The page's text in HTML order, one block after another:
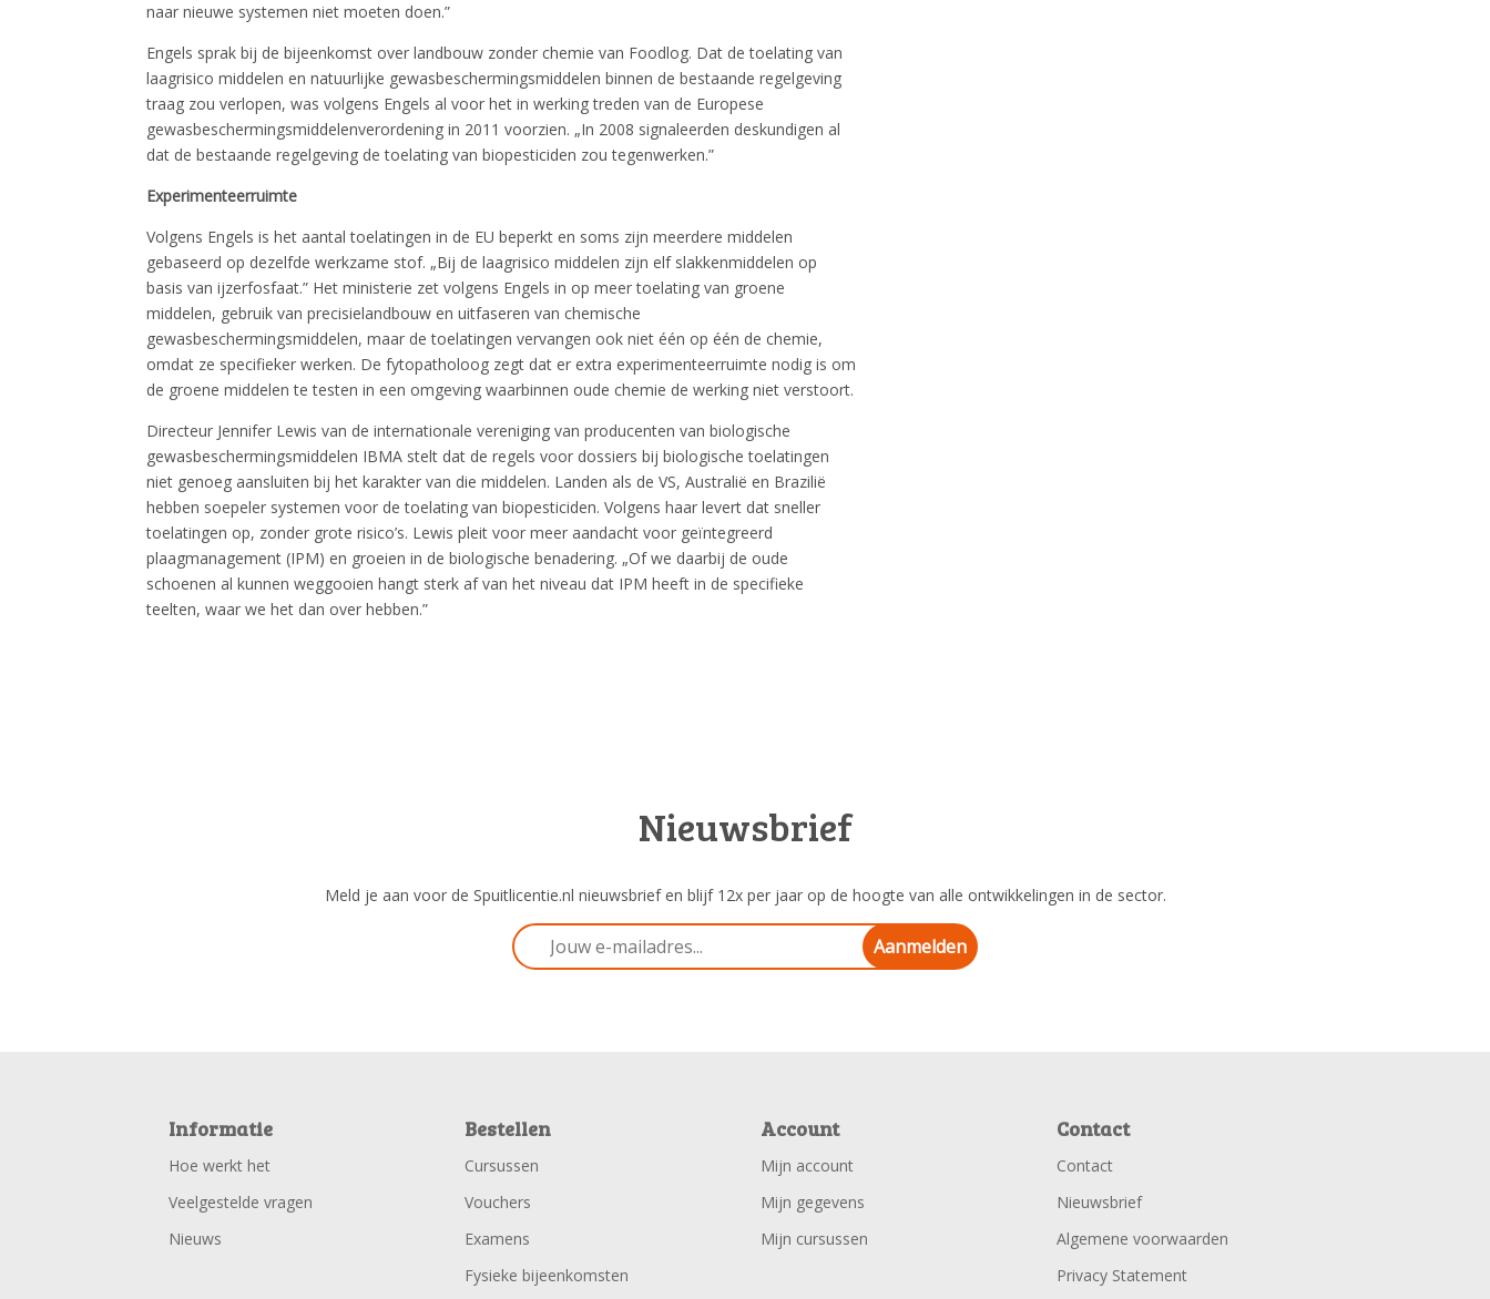
naar nieuwe systemen niet moeten doen.”
Engels sprak bij de bijeenkomst over landbouw zonder chemie van Foodlog. Dat de toelating van
laagrisico middelen en natuurlijke gewasbeschermingsmiddelen binnen de bestaande regelgeving
traag zou verlopen, was volgens Engels al voor het in werking treden van de Europese
gewasbeschermingsmiddelenverordening in 2011 voorzien. „In 2008 signaleerden deskundigen al
dat de bestaande regelgeving de toelating van biopesticiden zou tegenwerken.”
Experimenteerruimte
Volgens Engels is het aantal toelatingen in de EU beperkt en soms zijn meerdere middelen
gebaseerd op dezelfde werkzame stof. „Bij de laagrisico middelen zijn elf slakkenmiddelen op
basis van ijzerfosfaat.” Het ministerie zet volgens Engels in op meer toelating van groene
middelen, gebruik van precisielandbouw en uitfaseren van chemische
gewasbeschermingsmiddelen, maar de toelatingen vervangen ook niet één op één de chemie,
omdat ze specifieker werken. De fytopatholoog zegt dat er extra experimenteerruimte nodig is om
de groene middelen te testen in een omgeving waarbinnen oude chemie de werking niet verstoort.
Directeur Jennifer Lewis van de internationale vereniging van producenten van biologische
gewasbeschermingsmiddelen IBMA stelt dat de regels voor dossiers bij biologische toelatingen
niet genoeg aansluiten bij het karakter van die middelen. Landen als de VS, Australië en Brazilië
hebben soepeler systemen voor de toelating van biopesticiden. Volgens haar levert dat sneller
toelatingen op, zonder grote risico’s. Lewis pleit voor meer aandacht voor geïntegreerd
plaagmanagement (IPM) en groeien in de biologische benadering. „Of we daarbij de oude
schoenen al kunnen weggooien hangt sterk af van het niveau dat IPM heeft in de specifieke
teelten, waar we het dan over hebben.”
Nieuwsbrief
Meld je aan voor de Spuitlicentie.nl nieuwsbrief en blijf 12x per jaar op de hoogte van alle ontwikkelingen in de sector.
Aanmelden
Informatie
Hoe werkt het
Veelgestelde vragen
Nieuws
Bestellen
Cursussen
Vouchers
Examens
Fysieke bijeenkomsten
Account
Mijn account
Mijn gegevens
Mijn cursussen
Contact
Contact
Nieuwsbrief
Algemene voorwaarden
Privacy Statement